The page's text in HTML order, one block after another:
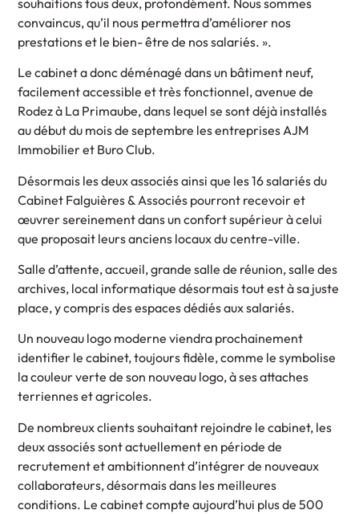
convaincus, qu’il nous permettra d’améliorer nos
prestations et le bien- être de nos salariés. ».
Le cabinet a donc déménagé dans un bâtiment neuf,
facilement accessible et très fonctionnel, avenue de
Rodez à La Primaube, dans lequel se sont déjà installés
au début du mois de septembre les entreprises AJM
Immobilier et Buro Club.
Désormais les deux associés ainsi que les 16 salariés du
Cabinet Falguières & Associés pourront recevoir et
œuvrer sereinement dans un confort supérieur à celui
que proposait leurs anciens locaux du centre-ville.
Salle d’attente, accueil, grande salle de réunion, salle des
archives, local informatique désormais tout est à sa juste
place, y compris des espaces dédiés aux salariés.
Un nouveau logo moderne viendra prochainement
identifier le cabinet, toujours fidèle, comme le symbolise
la couleur verte de son nouveau logo, à ses attaches
terriennes et agricoles.
De nombreux clients souhaitant rejoindre le cabinet, les
deux associés sont actuellement en période de
recrutement et ambitionnent d’intégrer de nouveaux
collaborateurs, désormais dans les meilleures
conditions. Le cabinet compte aujourd’hui plus de 500